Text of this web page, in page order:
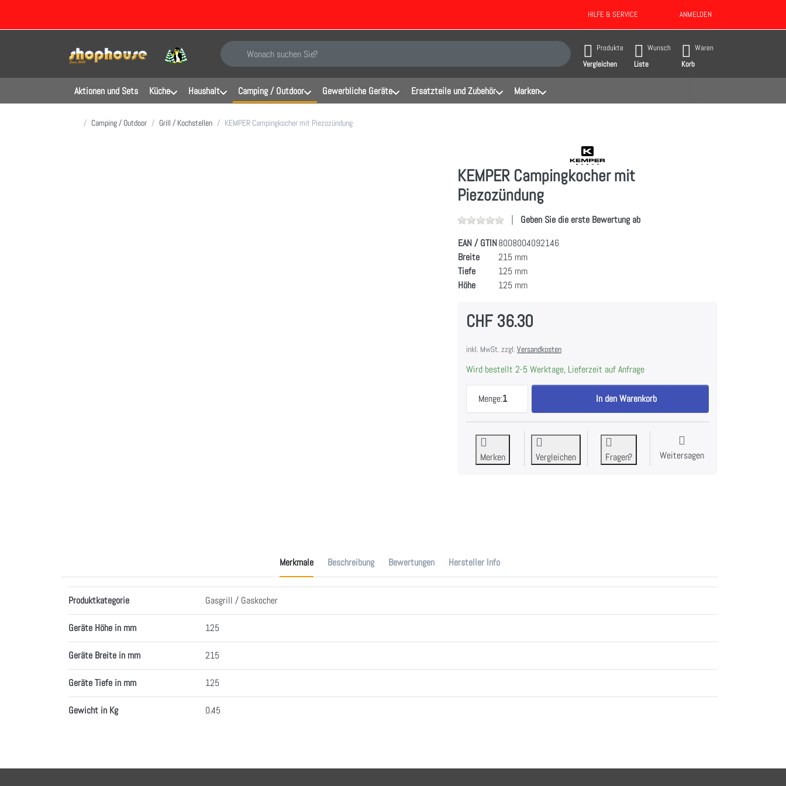
HILFE & SERVICE ANMELDEN
Geben Sie einen Suchbegriff ein. Während Sie tippen, erscheinen automatisch erste Ergebnisse. Drücken Sie die Eingabetaste, um alle Ergebnisse aufzurufen.
Produkte
Vergleichen
Wunsch
Liste
Waren
Korb
Aktionen und Sets Küche Haushalt Camping / Outdoor Gewerbliche Geräte Ersatzteile und Zubehör Marken
Startseite
Camping / Outdoor Grill / Kochstellen KEMPER Campingkocher mit Piezozündung
KEMPER Campingkocher mit
Piezozündung
Geben Sie die erste Bewertung ab
EAN / GTIN8008004092146
Breite
215 mm
Tiefe
125 mm
Höhe
125 mm
CHF 36.30
inkl. MwSt. zzgl. Versandkosten
Wird bestellt 2-5 Werktage, Lieferzeit auf Anfrage
Menge:1
KEMPER Campingkocher mit Piezozündung zu CHF 36.30, Menge 1.
In den Warenkorb
Merken Vergleichen Fragen? Weitersagen
Merkmale Beschreibung Bewertungen Hersteller Info
Produktkategorie Gasgrill / Gaskocher
Geräte Höhe in mm 125
Geräte Breite in mm 215
Geräte Tiefe in mm 125
Gewicht in Kg 0.45